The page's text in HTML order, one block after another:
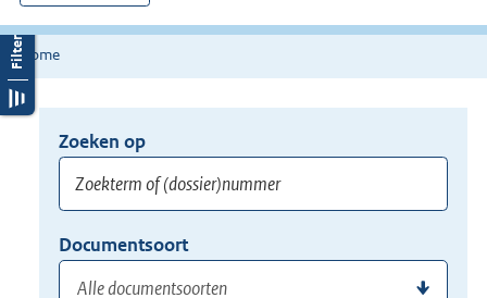
hier:
Home
Opnieuw
zoeken:
Zoeken op
of
(dossier)nummer
hier
uw
Documentsoort